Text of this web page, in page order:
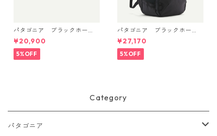
パタゴニア ブラックホー
ル・ダッフル 40L Aqua Ston
e 49339 日本正規品
¥20,900
5%OFF
パタゴニア ブラックホー
ル・ミニ・MLC 30L (カラー
Black) Patagonia Black Hole
® Mini MLC® 30L 日本正規
品 製品番号 49266
¥27,170
5%OFF
Category
パタゴニア